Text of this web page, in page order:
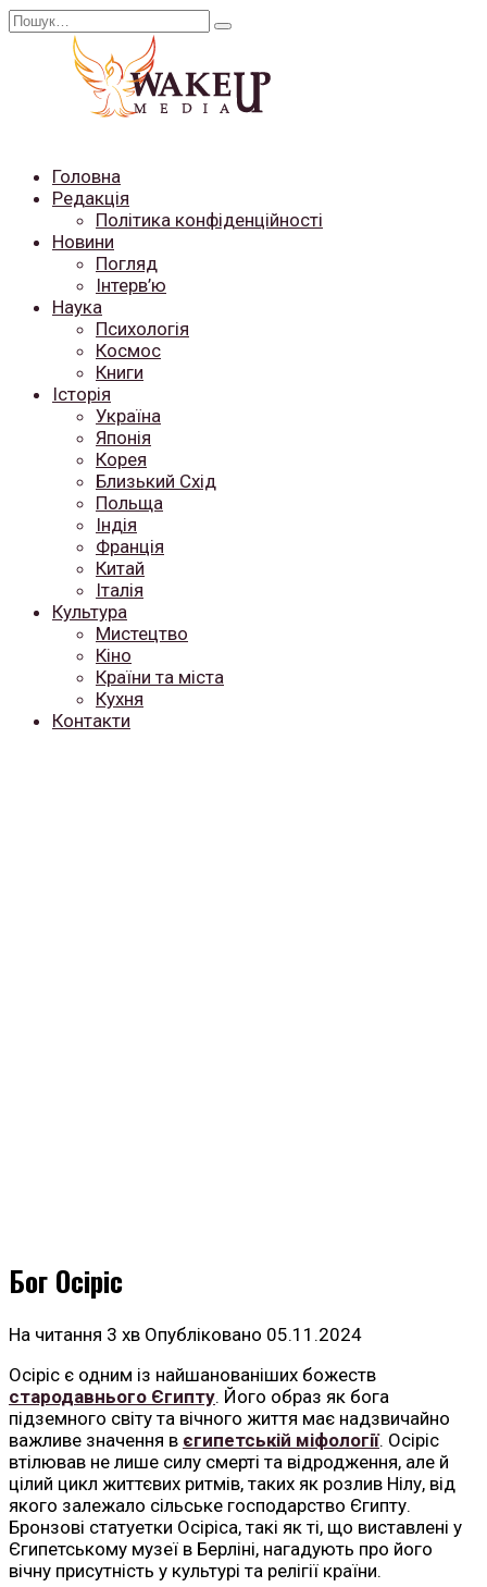
Перейти
Search
Головна
Редакція
Політика конфіденційності
Новини
Погляд
Інтерв’ю
Наука
Психологія
Космос
Книги
Історія
Україна
Японія
Корея
Близький Схід
Польща
Індія
Франція
Китай
Італія
Культура
Мистецтво
Кіно
Країни та міста
Кухня
Контакти
Бог Осіріс
На читання 3 хв Опубліковано 05.11.2024
Осіріс є одним із найшанованіших божеств
стародавнього Єгипту. Його образ як бога
підземного світу та вічного життя має надзвичайно
важливе значення в єгипетській міфології. Осіріс
втілював не лише силу смерті та відродження, але й
цілий цикл життєвих ритмів, таких як розлив Нілу, від
якого залежало сільське господарство Єгипту.
Бронзові статуетки Осіріса, такі як ті, що виставлені у
Єгипетському музеї в Берліні, нагадують про його
вічну присутність у культурі та релігії країни.